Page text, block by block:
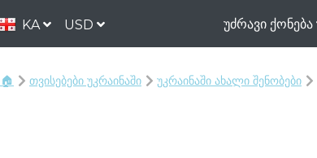
KA USD უძრავი ქონება
თვისებები უკრაინაში უკრაინაში ახალი შენობები